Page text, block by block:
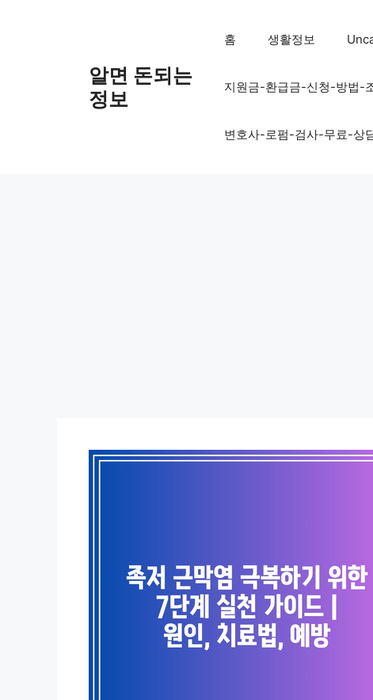
알면 돈되는
정보
홈 생활정보
지원금-환급금-신청-방법-
변호사-로펌-검사-무료-상